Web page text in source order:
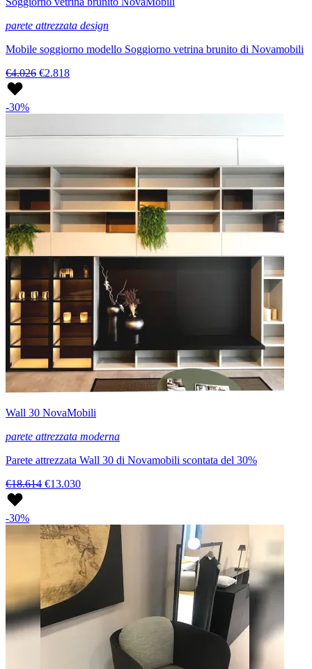
parete attrezzata design
Mobile soggiorno modello Soggiorno vetrina brunito di Novamobili
€4.026 €2.818
-30%
Wall 30 NovaMobili
parete attrezzata moderna
Parete attrezzata Wall 30 di Novamobili scontata del 30%
€18.614 €13.030
-30%